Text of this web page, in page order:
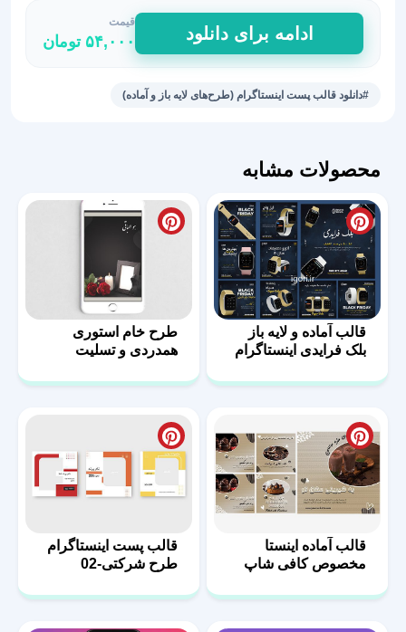
طرح‌
ساده
و
مینیمال
ادامه برای دانلود
قیمت
۵۴,۰۰۰ تومان
#دانلود قالب پست اینستاگرام (طرح‌های لایه باز و آماده)
محصولات مشابه
قالب آماده و لایه باز
بلک فرایدی اینستاگرام
طرح خام استوری
همدردی و تسلیت
قالب آماده اینستا
مخصوص کافی شاپ
قالب پست اینستاگرام
طرح شرکتی-02